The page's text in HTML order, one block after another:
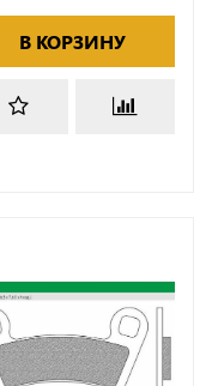
В КОРЗИНУ